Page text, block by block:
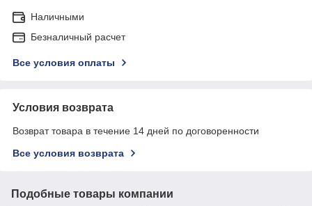
Наличными
Безналичный расчет
Все условия оплаты
Условия возврата
Возврат товара в течение 14 дней по договоренности
Все условия возврата
Подобные товары компании